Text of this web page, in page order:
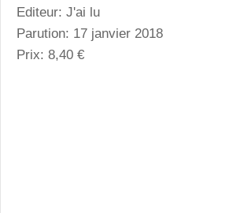
Editeur: J'ai lu
Parution: 17 janvier 2018
Prix: 8,40 €